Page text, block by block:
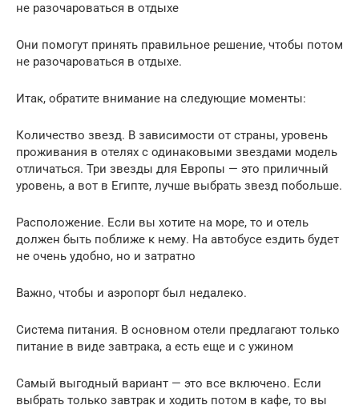
не разочароваться в отдыхе
Они помогут принять правильное решение, чтобы потом
не разочароваться в отдыхе.
Итак, обратите внимание на следующие моменты:
Количество звезд. В зависимости от страны, уровень
проживания в отелях с одинаковыми звездами модель
отличаться. Три звезды для Европы — это приличный
уровень, а вот в Египте, лучше выбрать звезд побольше.
Расположение. Если вы хотите на море, то и отель
должен быть поближе к нему. На автобусе ездить будет
не очень удобно, но и затратно
Важно, чтобы и аэропорт был недалеко.
Система питания. В основном отели предлагают только
питание в виде завтрака, а есть еще и с ужином
Самый выгодный вариант — это все включено. Если
выбрать только завтрак и ходить потом в кафе, то вы